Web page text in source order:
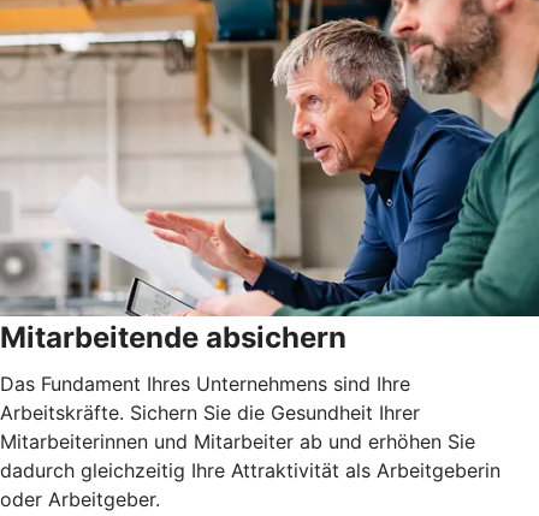
Mitarbeitende absichern
Das Fundament Ihres Unternehmens sind Ihre
Arbeitskräfte. Sichern Sie die Gesundheit Ihrer
Mitarbeiterinnen und Mitarbeiter ab und erhöhen Sie
dadurch gleichzeitig Ihre Attraktivität als Arbeitgeberin
oder Arbeitgeber.